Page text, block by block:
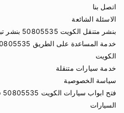
اتصل بنا
الاسئلة الشائعة
بنشر متنقل الكويت 50805535 بنشر تبديل تواير وبطاريات سيارات
الكويت
خدمة سيارات متنقلة
سياسة الخصوصية
السيارات